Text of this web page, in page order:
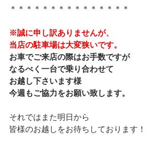
＊＊＊＊＊＊＊＊＊＊＊＊＊＊＊
※誠に申し訳ありませんが、
当店の駐車場は大変狭いです。
お車でご来店の際はお手数ですが
なるべく一台で乗り合わせて
お越し下さいます様
今週もご協力をお願い致します。
それではまた明日から
皆様のお越しをお待ちしております！